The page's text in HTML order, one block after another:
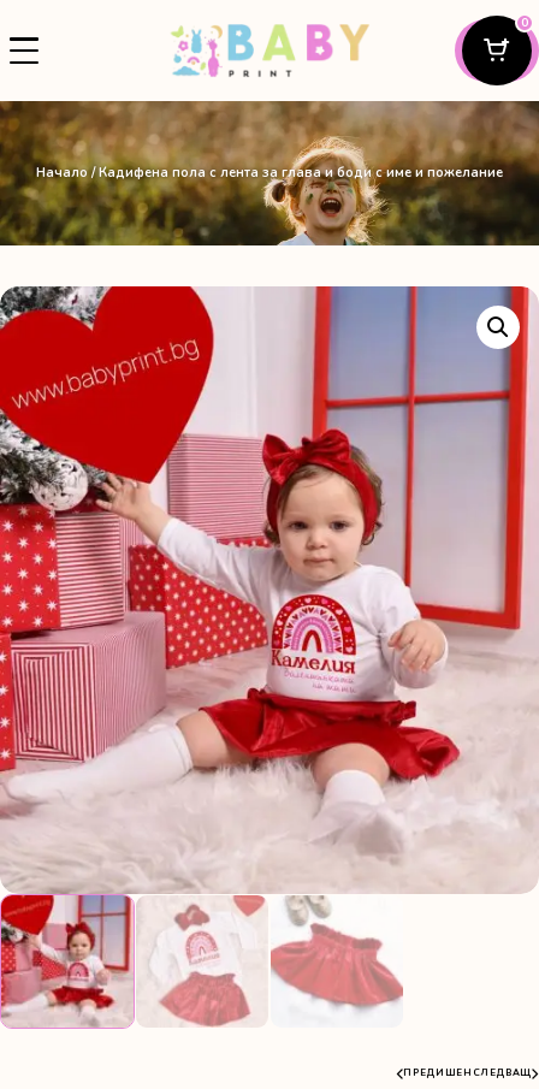
0
Начало/ Кадифена пола с лента за глава и боди с име и пожелание
ПРЕДИШЕН СЛЕДВАЩ